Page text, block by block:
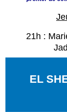
21h :
EL